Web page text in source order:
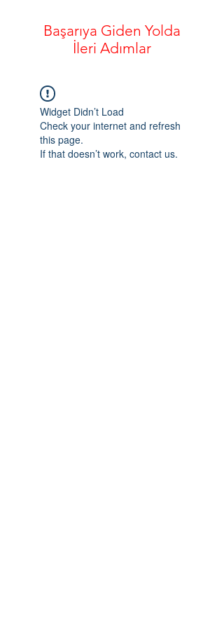
Başarıya Giden Yolda
İleri Adımlar
Widget Didn’t Load
Check your internet and refresh
this page.
If that doesn’t work, contact us.